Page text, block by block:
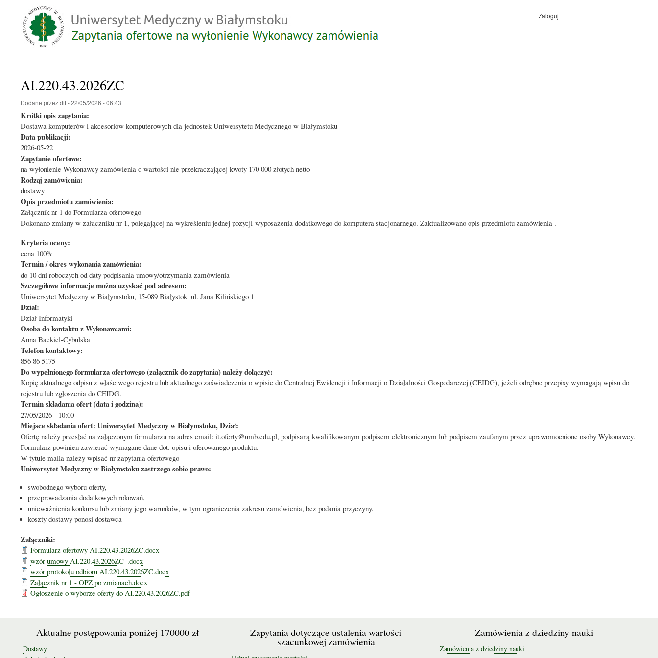
Menu
Zaloguj
AI.220.43.2026ZC
Dodane przezdit-22/05/2026 - 06:43
Krótki opis zapytania:
Dostawa komputerów i akcesoriów komputerowych dla jednostek Uniwersytetu Medycznego w Białymstoku
Data publikacji:
2026-05-22
Zapytanie ofertowe:
na wyłonienie Wykonawcy zamówienia o wartości nie przekraczającej kwoty 170 000 złotych netto
Rodzaj zamówienia:
dostawy
Opis przedmiotu zamówienia:
Załącznik nr 1 do Formularza ofertowego
Dokonano zmiany w załączniku nr 1, polegającej na wykreśleniu jednej pozycji wyposażenia dodatkowego do komputera stacjonarnego. Zaktualizowano opis przedmiotu zamówienia .
Kryteria oceny:
cena 100%
Termin / okres wykonania zamówienia:
do 10 dni roboczych od daty podpisania umowy/otrzymania zamówienia
Szczegółowe informacje można uzyskać pod adresem:
Uniwersytet Medyczny w Białymstoku, 15-089 Białystok, ul. Jana Kilińskiego 1
Dział:
Dział Informatyki
Osoba do kontaktu z Wykonawcami:
Anna Backiel-Cybulska
Telefon kontaktowy:
856 86 5175
Do wypełnionego formularza ofertowego (załącznik do zapytania) należy dołączyć:
Kopię aktualnego odpisu z właściwego rejestru lub aktualnego zaświadczenia o wpisie do Centralnej Ewidencji i Informacji o Działalności Gospodarczej (CEIDG), jeżeli odrębne przepisy wymagają wpisu do
rejestru lub zgłoszenia do CEIDG.
Termin składania ofert (data i godzina):
27/05/2026 - 10:00
Miejsce składania ofert: Uniwersytet Medyczny w Białymstoku, Dział:
Ofertę należy przesłać na załączonym formularzu na adres email: it.oferty@umb.edu.pl, podpisaną kwalifikowanym podpisem elektronicznym lub podpisem zaufanym przez uprawomocnione osoby Wykonawcy.
Formularz powinien zawierać wymagane dane dot. opisu i oferowanego produktu.
W tytule maila należy wpisać nr zapytania ofertowego
Uniwersytet Medyczny w Białymstoku zastrzega sobie prawo:
swobodnego wyboru oferty,
przeprowadzania dodatkowych rokowań,
unieważnienia konkursu lub zmiany jego warunków, w tym ograniczenia zakresu zamówienia, bez podania przyczyny.
koszty dostawy ponosi dostawca
Załączniki:
Formularz ofertowy AI.220.43.2026ZC.docx
wzór umowy AI.220.43.2026ZC_.docx
wzór protokołu odbioru AI.220.43.2026ZC.docx
Załącznik nr 1 - OPZ po zmianach.docx
Ogłoszenie o wyborze oferty do AI.220.43.2026ZC.pdf
Aktualne postępowania poniżej 170000 zł
Dostawy
Zapytania dotyczące ustalenia wartości
szacunkowej zamówienia
Zamówienia z dziedziny nauki
Zamówienia z dziedziny nauki